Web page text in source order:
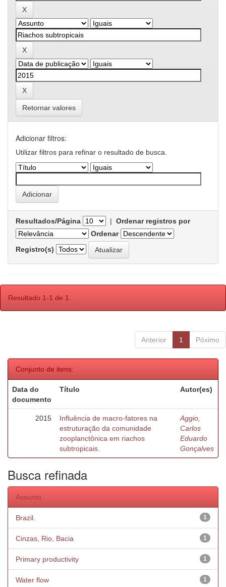
Retornar valores
Adicionar filtros:
Utilizar filtros para refinar o resultado de busca.
Resultados/Página | Ordenar registros por
Ordenar
Registro(s)
Resultado 1-1 de 1.
Anterior 1 Póximo
Conjunto de itens:
Data do
documento
Título Autor(es)
2015
Influência de macro-fatores na
estruturação da comunidade
zooplanctônica em riachos
subtropicais.
Aggio,
Carlos
Eduardo
Gonçalves
Busca refinada
Assunto
1
Brazil.
1
Cinzas, Rio, Bacia
1
Primary productivity
1
Water flow